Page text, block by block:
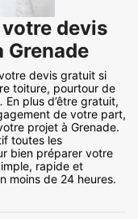
devis
Grenade
devis gratuit si
toiture, pourtour de
plus d’être gratuit,
de votre part,
projet à Grenade.
toutes les
bien préparer votre
rapide et
moins de 24 heures.